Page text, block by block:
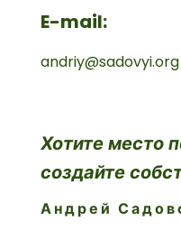
E-mail:
andriy@sadovyi.org
Хотите место
создайте
Андрей